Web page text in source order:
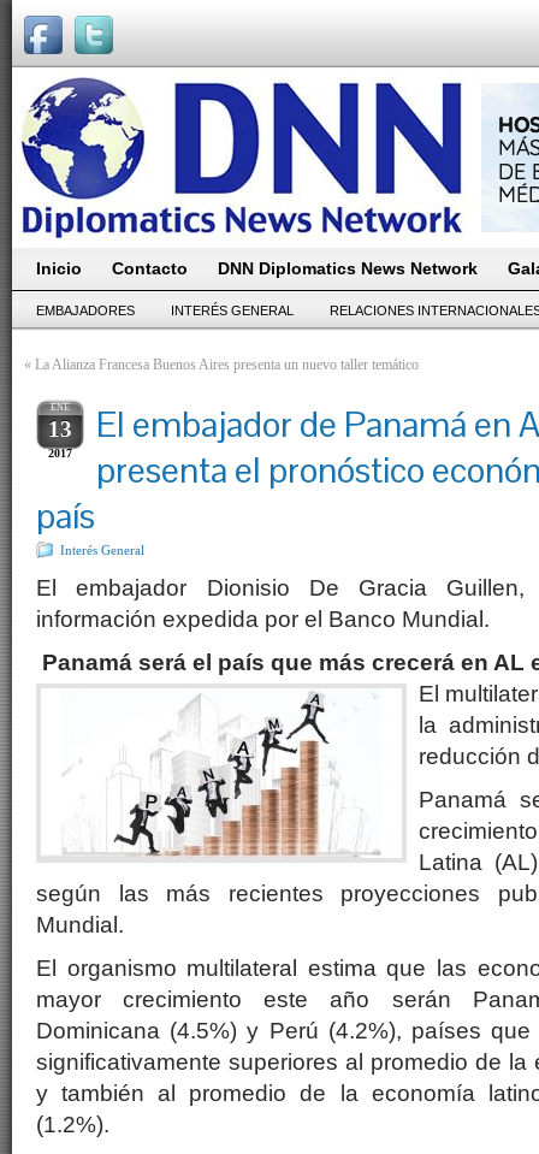
Inicio Contacto DNN Diplomatics News Network
EMBAJADORES INTERÉS GENERAL RELACIONES
« La Alianza Francesa Buenos Aires presenta un nuevo taller temático
ENE
13
2017
El embajador de Panamá en
presenta el pronóstico
país
Interés General
El embajador Dionisio De Gracia
información expedida por el Banco Mundial.
Panamá será el país que más crecerá en AL
El
la
reducción
Panamá
Latina
según las más recientes proyecciones
Mundial.
El organismo multilateral estima que las
mayor crecimiento este año serán
Dominicana (4.5%) y Perú (4.2%), países
significativamente superiores al promedio de la
y también al promedio de la economía
(1.2%).